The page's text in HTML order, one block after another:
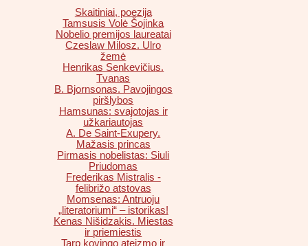
Skaitiniai, poezija
Tamsusis Volė Šojinka
Nobelio premijos laureatai
Czeslaw Milosz. Ulro
žemė
Henrikas Senkevičius.
Tvanas
B. Bjornsonas. Pavojingos
piršlybos
Hamsunas: svajotojas ir
užkariautojas
A. De Saint-Exupery.
Mažasis princas
Pirmasis nobelistas: Siuli
Priudomas
Frederikas Mistralis -
felibrižo atstovas
Momsenas: Antruoju
„literatoriumi“ – istorikas!
Kenas Nišidzakis. Miestas
ir priemiestis
Tarp kovingo ateizmo ir